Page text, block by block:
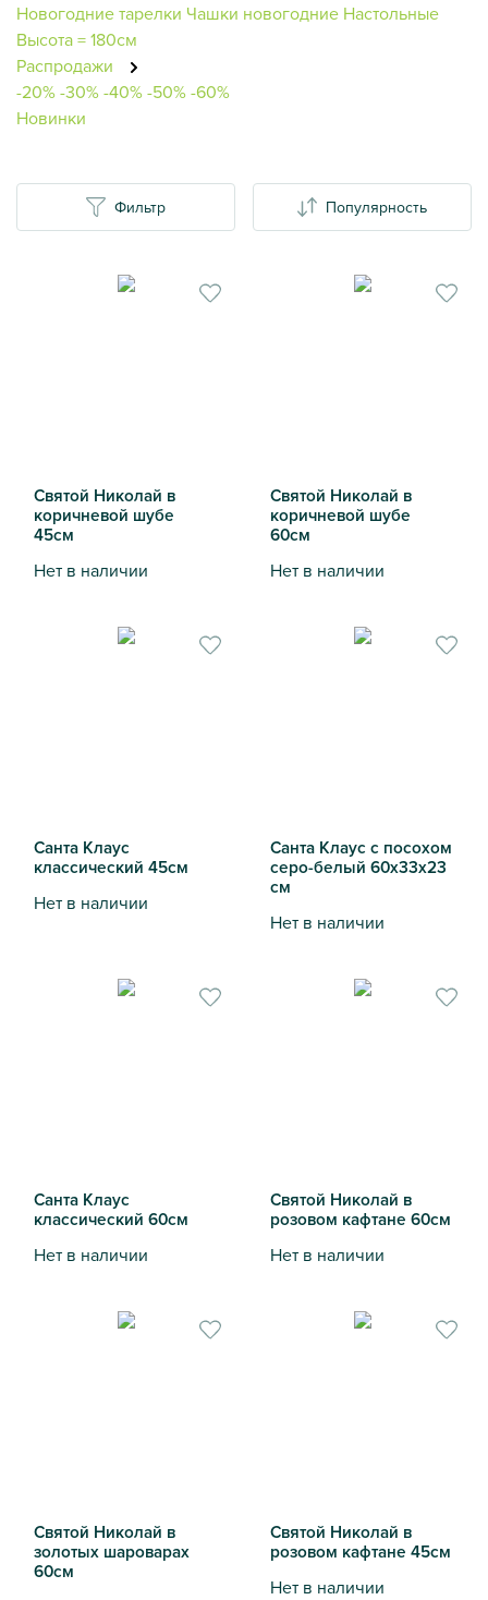
Фильтр Популярность
Святой Николай в
коричневой шубе
45см
Нет в наличии
Святой Николай в
коричневой шубе
60см
Нет в наличии
Санта Клаус
классический 45см
Нет в наличии
Санта Клаус классический 45см
Санта Клаус с посохом
серо-белый 60х33х23
см
Нет в наличии
Санта Клаус
классический 60см
Нет в наличии
Святой Николай в
розовом кафтане 60см
Нет в наличии
Святой Николай в
золотых шароварах
60см
Святой Николай в
розовом кафтане 45см
Нет в наличии
Новогодние тарелки Чашки новогодние Настольные
Высота = 180см
Распродажи
-20%-30%-40%-50%-60%
Новинки